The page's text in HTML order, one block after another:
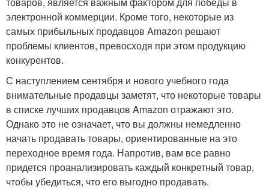
электронной коммерции. Кроме того, некоторые из
самых прибыльных продавцов Amazon решают
проблемы клиентов, превосходя при этом продукцию
конкурентов.
С наступлением сентября и нового учебного года
внимательные продавцы заметят, что некоторые товары
в списке лучших продавцов Amazon отражают это.
Однако это не означает, что вы должны немедленно
начать продавать товары, ориентированные на это
переходное время года. Напротив, вам все равно
придется проанализировать каждый конкретный товар,
чтобы убедиться, что его выгодно продавать.